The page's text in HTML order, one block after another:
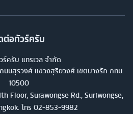
ต่อทัวร์ครับ
ครับ แทรเวล จำกัด
นนสุรวงศ์ แขวงสุริยวงศ์ เขตบางรัก กทม.
10500
Floor, Surawongse Rd., Suriwongse,
โทร 02-853-9982